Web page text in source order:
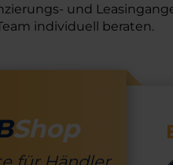
und
individuell beraten.
Shop
für Händler